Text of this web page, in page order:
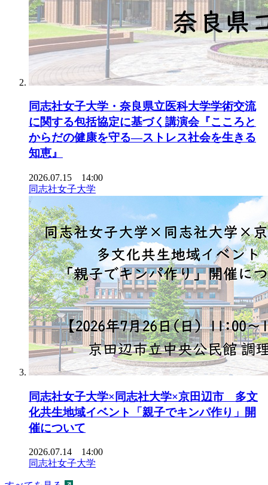
同志社女子大学・奈良県立医科大学学術交流
に関する包括協定に基づく講演会『こころと
からだの健康を守る―ストレス社会を生きる
知恵』
2026.07.15 14:00
同志社女子大学
同志社女子大学×同志社大学×京田辺市 多文
化共生地域イベント「親子でキンパ作り」開
催について
2026.07.14 14:00
同志社女子大学